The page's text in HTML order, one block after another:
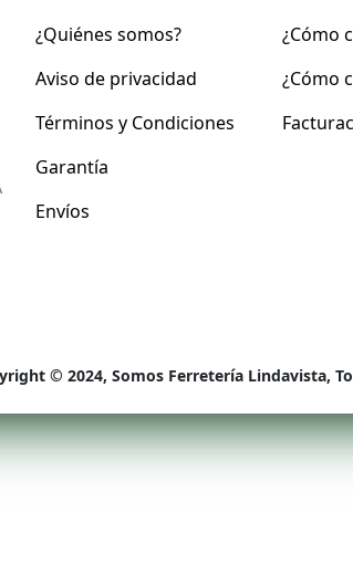
¿Quiénes somos?
Aviso de privacidad
Términos y Condiciones
Garantía
Envíos
¿Cómo
¿Cómo
© 2024, Somos Ferretería Lindavista,